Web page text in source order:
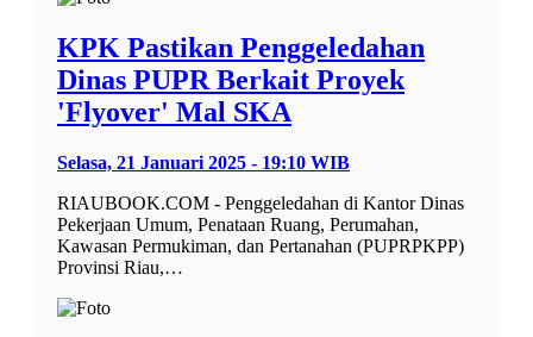
KPK Pastikan Penggeledahan
Dinas PUPR Berkait Proyek
'Flyover' Mal SKA
Selasa, 21 Januari 2025 - 19:10 WIB
RIAUBOOK.COM - Penggeledahan di Kantor Dinas
Pekerjaan Umum, Penataan Ruang, Perumahan,
Kawasan Permukiman, dan Pertanahan (PUPRPKPP)
Provinsi Riau,…